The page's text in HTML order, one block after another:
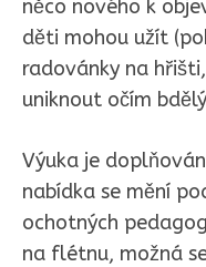
něco nového k
děti mohou užít
radovánky na
uniknout očím
Výuka je
nabídka se mění
ochotných
na flétnu, možná